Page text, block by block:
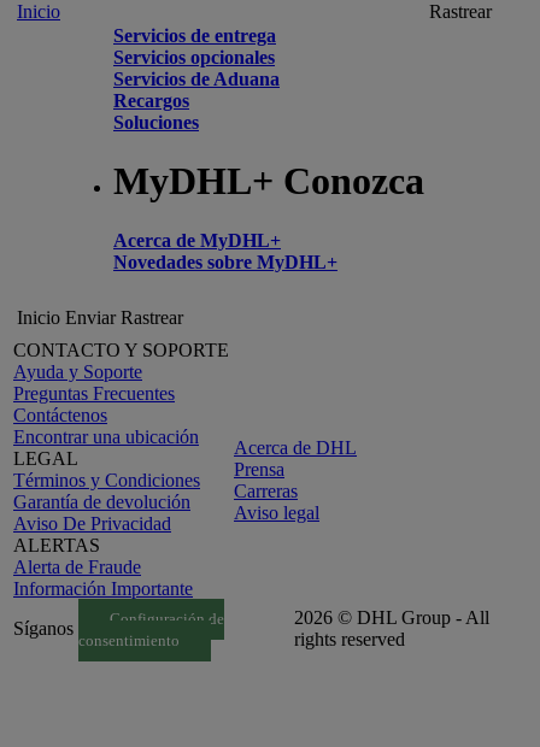
Inicio
Servicios de entrega
Servicios opcionales
Servicios de Aduana
Recargos
Soluciones
MyDHL+ Conozca
Acerca de MyDHL+
Novedades sobre MyDHL+
Rastrear
Inicio Enviar Rastrear
CONTACTO Y SOPORTE
Ayuda y Soporte
Preguntas Frecuentes
Contáctenos
Encontrar una ubicación
LEGAL
Términos y Condiciones
Garantía de devolución
Aviso De Privacidad
ALERTAS
Alerta de Fraude
Información Importante
Acerca de DHL
Prensa
Carreras
Aviso legal
Síganos
Configuración de
consentimiento
2026 © DHL Group - All
rights reserved